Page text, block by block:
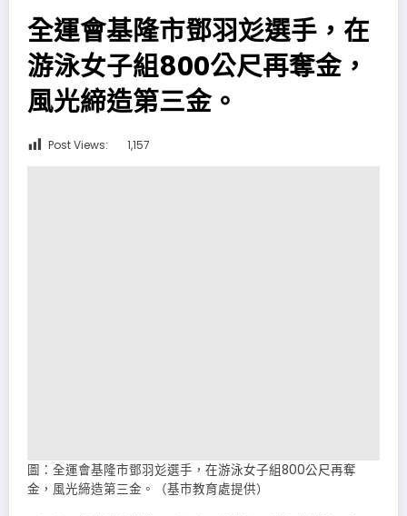
全運會基隆市鄧羽彣選手，在
游泳女子組800公尺再奪金，
風光締造第三金。
Post Views: 1,157
圖：全運會基隆市鄧羽彣選手，在游泳女子組800公尺再奪
金，風光締造第三金。（基市教育處提供）